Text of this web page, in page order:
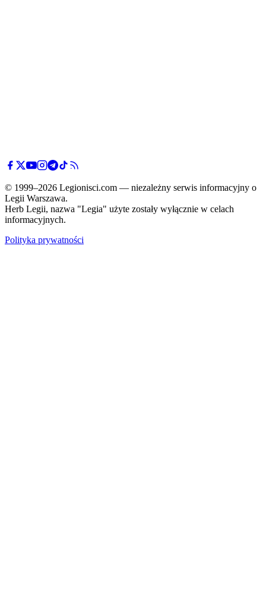
© 1999–2026 Legionisci.com — niezależny serwis informacyjny o
Legii Warszawa.
Herb Legii, nazwa "Legia" użyte zostały wyłącznie w celach
informacyjnych.
Polityka prywatności